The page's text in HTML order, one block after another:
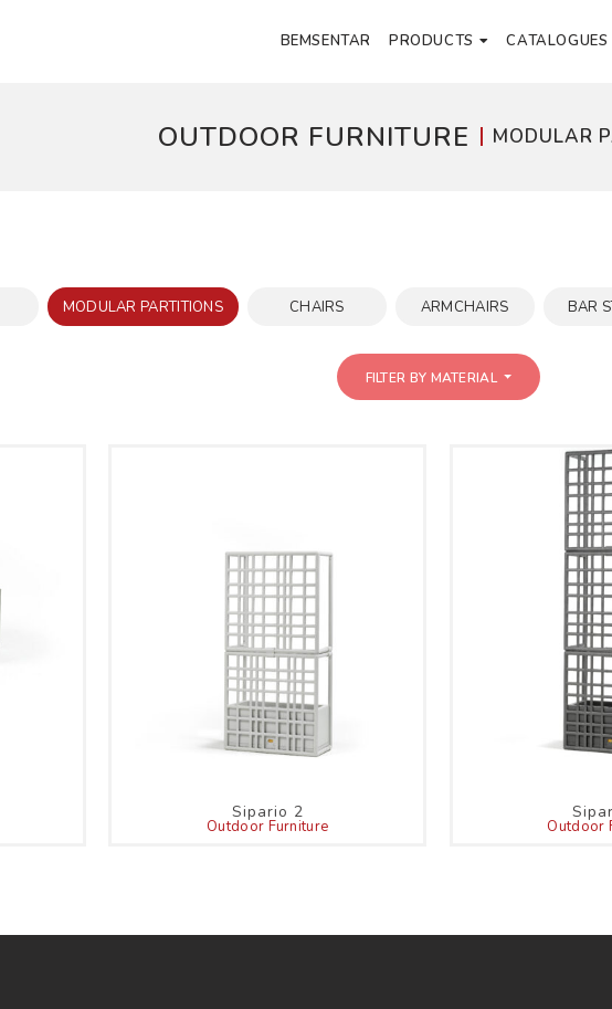
BEMSENTAR PRODUCTS CATALOGUES
OUTDOOR FURNITURE MODULAR
MODULAR PARTITIONS CHAIRS ARMCHAIRS BAR
FILTER BY MATERIAL
Sipario 2
Outdoor Furniture Outdoor